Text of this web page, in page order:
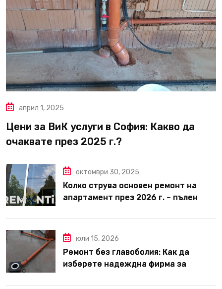
април 1, 2025
Цени за ВиК услуги в София: Какво да
очаквате през 2025 г.?
октомври 30, 2025
Колко струва основен ремонт на
апартамент през 2026 г. – пълен
юли 15, 2026
Ремонт без главоболия: Как да
изберете надеждна фирма за